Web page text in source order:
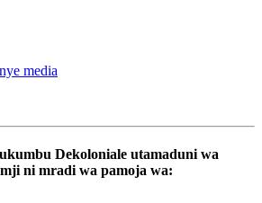
media
Dekoloniale utamaduni wa
ni mradi wa pamoja wa: